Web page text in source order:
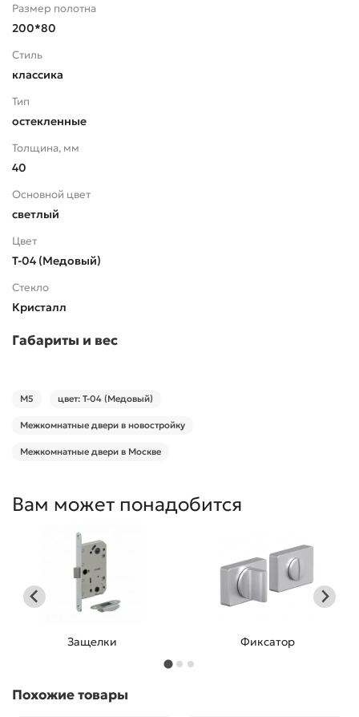
Размер полотна
200*80
Стиль
классика
Тип
остекленные
Толщина, мм
40
Основной цвет
светлый
Цвет
Т-04 (Медовый)
Стекло
Кристалл
Габариты и вес
М5 цвет: Т-04 (Медовый)
Межкомнатные двери в новостройку
Межкомнатные двери в Москве
Вам может понадобится
Защелки Фиксатор
Похожие товары